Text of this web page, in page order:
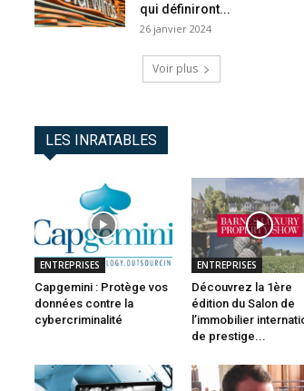
qui définiront...
26 janvier 2024
Voir plus
LES INRATABLES
ENTREPRISES
Capgemini : Protège vos
données contre la
cybercriminalité
ENTREPRISES
Découvrez la 1ère
édition du Salon de
l’immobilier
de prestige...